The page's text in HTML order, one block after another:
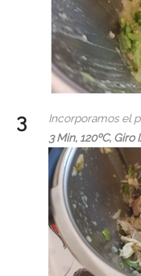
Incorporamos el
3 Min, 120ºC,